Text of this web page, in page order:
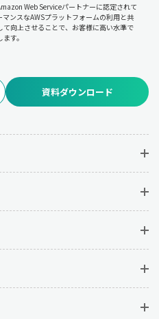
Web Serviceパートナーに認定されて
ンスなAWSプラットフォームの利用と共
て向上させることで、お客様に高い水準で
す。
資料ダウンロード